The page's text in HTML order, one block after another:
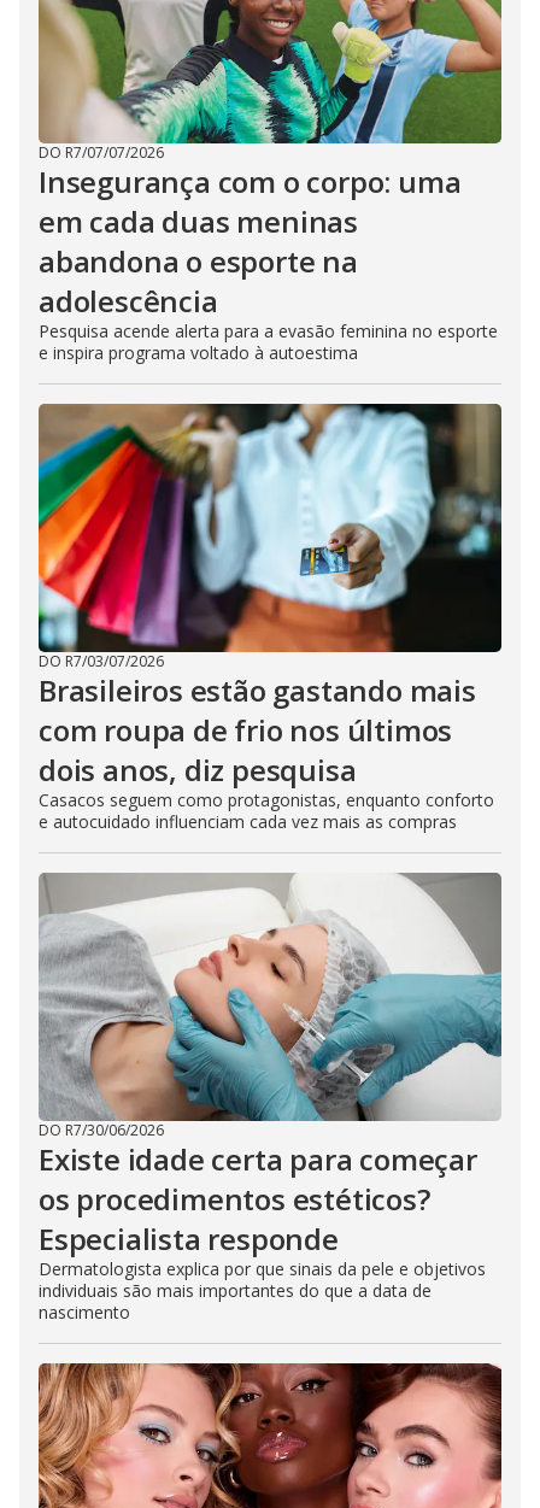
DO R7/07/07/2026
Insegurança com o corpo: uma
em cada duas meninas
abandona o esporte na
adolescência
Pesquisa acende alerta para a evasão feminina no esporte
e inspira programa voltado à autoestima
DO R7/03/07/2026
Brasileiros estão gastando mais
com roupa de frio nos últimos
dois anos, diz pesquisa
Casacos seguem como protagonistas, enquanto conforto
e autocuidado influenciam cada vez mais as compras
DO R7/30/06/2026
Existe idade certa para começar
os procedimentos estéticos?
Especialista responde
Dermatologista explica por que sinais da pele e objetivos
individuais são mais importantes do que a data de
nascimento